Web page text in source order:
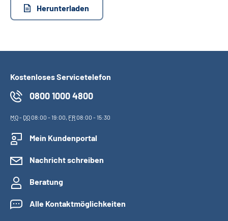
Online-Services
Inhalte in Gebärdensprache (DGS)
Leichte Sprache
Mein Kundenportal
Herunterladen
Kostenloses Servicetelefon
0800 1000 4800
MO- DO08:00 - 19:00, FR08:00 - 15:30
Mein Kundenportal
Nachricht schreiben
Beratung
Alle Kontaktmöglichkeiten